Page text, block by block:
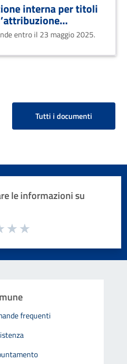
interna per titoli
coordinatore
del
Teen New
entro il 23 maggio 2025.
Tutti i documenti
le informazioni su
frequenti